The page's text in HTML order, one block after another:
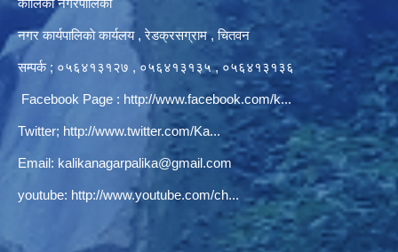
कालिका नगरपालिका
नगर कार्यपालिकाे कार्यलय‍ , रेडक्रसग्राम , चितवन
सम्पर्क ; ०५६४१३१२७ , ०५६४१३१३५ , ०५६४१३१३६
Facebook Page : http://www.facebook.com/k...
Twitter; http://www.twitter.com/Ka...
Email: kalikanagarpalika@gmail.com
youtube: http://www.youtube.com/ch...